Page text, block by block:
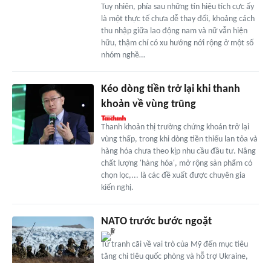
Tuy nhiên, phía sau những tín hiệu tích cực ấy
là một thực tế chưa dễ thay đổi, khoảng cách
thu nhập giữa lao động nam và nữ vẫn hiện
hữu, thậm chí có xu hướng nới rộng ở một số
nhóm nghề…
Kéo dòng tiền trở lại khi thanh
khoản về vùng trũng
Thanh khoản thị trường chứng khoán trở lại
vùng thấp, trong khi dòng tiền thiếu lan tỏa và
hàng hóa chưa theo kịp nhu cầu đầu tư. Nâng
chất lượng 'hàng hóa', mở rộng sản phẩm có
chọn lọc,... là các đề xuất được chuyên gia
kiến nghị.
NATO trước bước ngoặt
Từ tranh cãi về vai trò của Mỹ đến mục tiêu
tăng chi tiêu quốc phòng và hỗ trợ Ukraine,